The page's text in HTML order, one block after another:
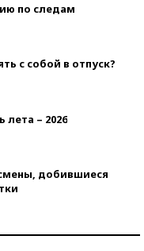
по следам
с собой в отпуск?
лета – 2026
добившиеся